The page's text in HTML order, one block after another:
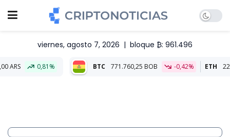
viernes, agosto 7, 2026 | bloque ₿: 961.496
BTC 771.760,25 BOB -0,42% ETH 22.789,33 BOB